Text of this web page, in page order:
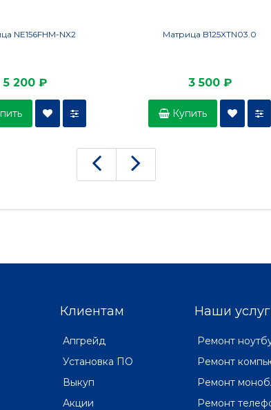
NE156FHM-NX2
5 200 ₽
Матрица B125XTN03.0
3 500 ₽
Купить
Клиентам
Апгрейд
Установка ПО
Выкуп
Акции
Наши
Ремонт
Ремонт
Ремонт
Ремонт